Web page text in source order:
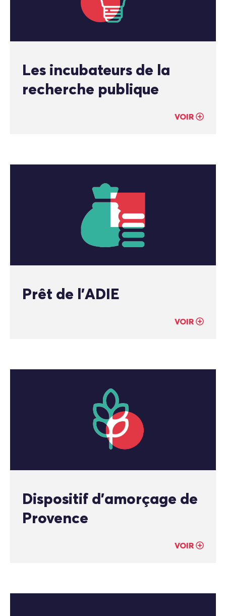
Les incubateurs de la
recherche publique
VOIR
Prêt de l’ADIE
VOIR
Dispositif d’amorçage de
Provence
VOIR